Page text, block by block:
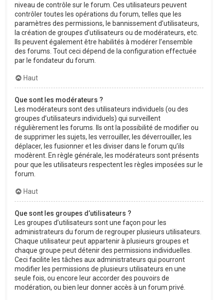
niveau de contrôle sur le forum. Ces utilisateurs peuvent
contrôler toutes les opérations du forum, telles que les
paramètres des permissions, le bannissement d’utilisateurs,
la création de groupes d’utilisateurs ou de modérateurs, etc.
Ils peuvent également être habilités à modérer l’ensemble
des forums. Tout ceci dépend de la configuration effectuée
par le fondateur du forum.
Haut
Que sont les modérateurs ?
Les modérateurs sont des utilisateurs individuels (ou des
groupes d’utilisateurs individuels) qui surveillent
régulièrement les forums. Ils ont la possibilité de modifier ou
de supprimer les sujets, les verrouiller, les déverrouiller, les
déplacer, les fusionner et les diviser dans le forum qu’ils
modèrent. En règle générale, les modérateurs sont présents
pour que les utilisateurs respectent les règles imposées sur le
forum.
Haut
Que sont les groupes d’utilisateurs ?
Les groupes d’utilisateurs sont une façon pour les
administrateurs du forum de regrouper plusieurs utilisateurs.
Chaque utilisateur peut appartenir à plusieurs groupes et
chaque groupe peut détenir des permissions individuelles.
Ceci facilite les tâches aux administrateurs qui pourront
modifier les permissions de plusieurs utilisateurs en une
seule fois, ou encore leur accorder des pouvoirs de
modération, ou bien leur donner accès à un forum privé.